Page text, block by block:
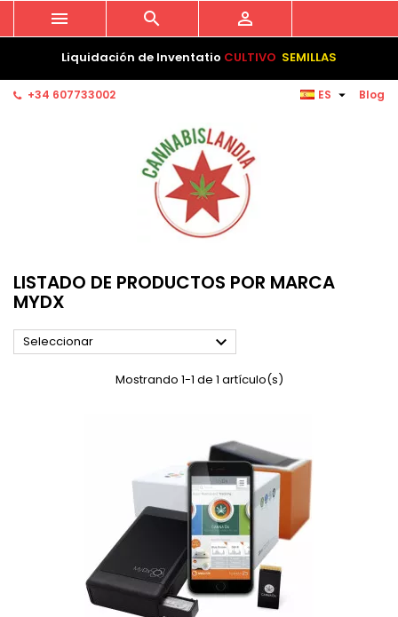
Liquidación de Inventatio CULTIVO SEMILLAS
Blog
+34 607733002 ES 
  
LISTADO DE PRODUCTOS POR MARCA
MYDX
Seleccionar 
Mostrando 1-1 de 1 artículo(s)